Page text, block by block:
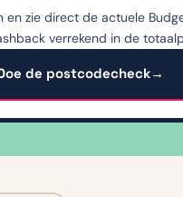
en zie direct de actuele
verrekend in de
de postcodecheck→